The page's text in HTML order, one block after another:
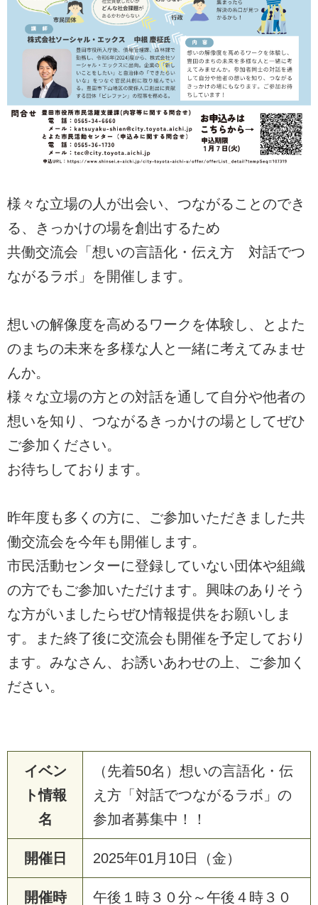
様々な立場の人が出会い、つながることのでき
る、きっかけの場を創出するため
共働交流会「想いの言語化・伝え方 対話でつ
ながるラボ」を開催します。
想いの解像度を高めるワークを体験し、とよた
のまちの未来を多様な人と一緒に考えてみませ
んか。
様々な立場の方との対話を通して自分や他者の
想いを知り、つながるきっかけの場としてぜひ
ご参加ください。
お待ちしております。
昨年度も多くの方に、ご参加いただきました共
働交流会を今年も開催します。
市民活動センターに登録していない団体や組織
の方でもご参加いただけます。興味のありそう
な方がいましたらぜひ情報提供をお願いしま
す。また終了後に交流会も開催を予定しており
ます。みなさん、お誘いあわせの上、ご参加く
ださい。
イベン
ト情報
名
（先着50名）想いの言語化・伝
え方「対話でつながるラボ」の
参加者募集中！！
開催日 2025年01月10日（金）
開催時 午後１時３０分～午後４時３０